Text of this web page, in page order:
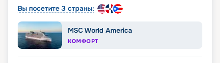
Вы посетите 3 страны:
MSC World America
КОМФОРТ